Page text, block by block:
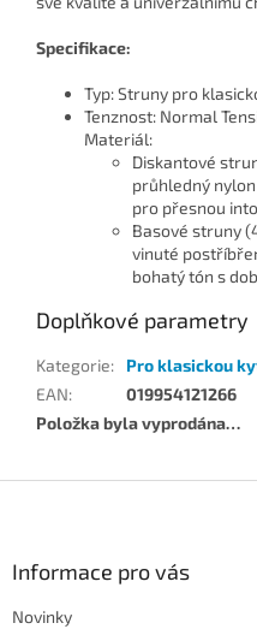
Specifikace:
Typ: Struny pro
Tenznost: Normal
Materiál:
Diskantové
průhledný
pro přesnou
Basové struny
vinuté
bohatý tón s
Doplňkové parametry
Kategorie:
Pro klasickou
EAN:
019954121266
Položka byla vyprodána…
Informace pro vás
Novinky